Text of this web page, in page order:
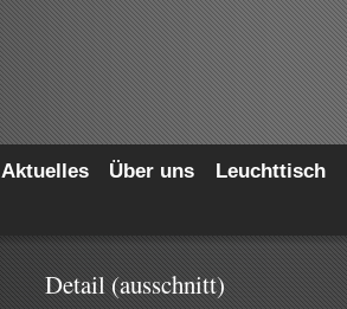
Aktuelles Über uns Leuchttisch
Detail (ausschnitt)